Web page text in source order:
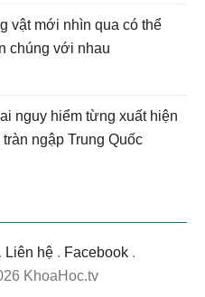
vật mới nhìn qua có thể
chúng với nhau
nguy hiểm từng xuất hiện
ngập Trung Quốc
Liên hệ . Facebook .
KhoaHoc.tv